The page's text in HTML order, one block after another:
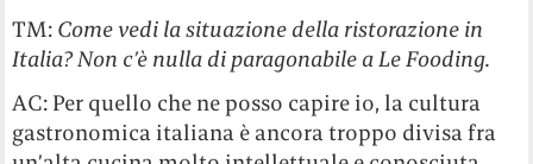
TM: Come vedi la situazione della ristorazione in
Italia? Non c’è nulla di paragonabile a Le Fooding.
AC: Per quello che ne posso capire io, la cultura
gastronomica italiana è ancora troppo divisa fra